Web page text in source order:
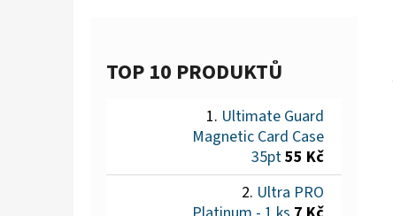
TOP 10 PRODUKTŮ
Ultimate Guard
Magnetic Card Case
35pt55 Kč
Ultra PRO